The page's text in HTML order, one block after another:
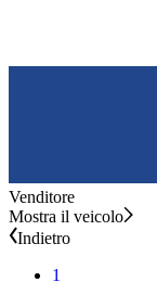
Venditore
Mostra il veicolo
Indietro
1